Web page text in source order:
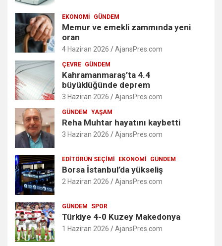
EKONOMI GÜNDEM
Memur ve emekli zammında yeni
oran
4 Haziran 2026 AjansPres.com
ÇEVRE GÜNDEM
Kahramanmaraş’ta 4.4
büyüklüğünde deprem
3 Haziran 2026 AjansPres.com
GÜNDEM YAŞAM
Reha Muhtar hayatını kaybetti
3 Haziran 2026 AjansPres.com
EDITÖRÜN SEÇIMI EKONOMI GÜNDEM
Borsa İstanbul’da yükseliş
2 Haziran 2026 AjansPres.com
GÜNDEM SPOR
Türkiye 4-0 Kuzey Makedonya
1 Haziran 2026 AjansPres.com